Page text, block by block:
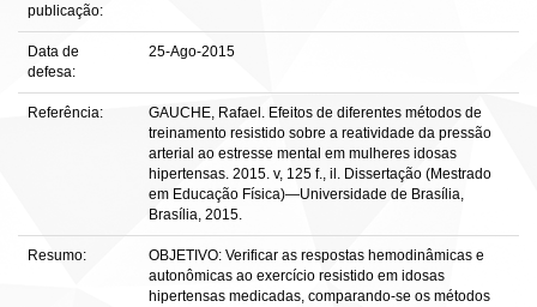
publicação:
Data de
defesa:
25-Ago-2015
Referência:
GAUCHE, Rafael. Efeitos de diferentes métodos de
treinamento resistido sobre a reatividade da pressão
arterial ao estresse mental em mulheres idosas
hipertensas. 2015. v, 125 f., il. Dissertação (Mestrado
em Educação Física)—Universidade de Brasília,
Brasília, 2015.
Resumo:
OBJETIVO: Verificar as respostas hemodinâmicas e
autonômicas ao exercício resistido em idosas
hipertensas medicadas, comparando-se os métodos